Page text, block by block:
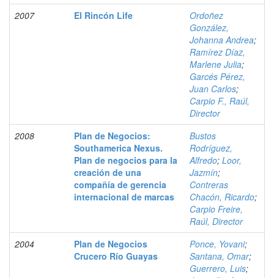
2007
El Rincón Life
Ordoñez
González,
Johanna Andrea;
Ramírez Díaz,
Marlene Julia;
Garcés Pérez,
Juan Carlos;
Carpio F., Raúl,
Director
2008
Plan de Negocios:
Southamerica Nexus.
Plan de negocios para la
creación de una
compañía de gerencia
internacional de marcas
Bustos
Rodríguez,
Alfredo; Loor,
Jazmín;
Contreras
Chacón, Ricardo;
Carpio Freire,
Raúl, Director
2004
Plan de Negocios
Crucero Río Guayas
Ponce, Yovani;
Santana, Omar;
Guerrero, Luis;